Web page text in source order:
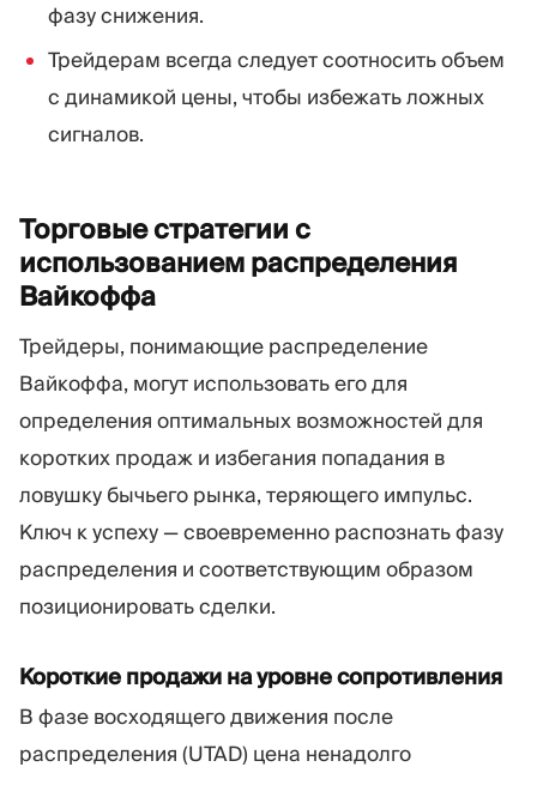
фазу снижения.
Трейдерам всегда следует соотносить объем
с динамикой цены, чтобы избежать ложных
сигналов.
Торговые стратегии с
использованием распределения
Вайкоффа
Трейдеры, понимающие распределение
Вайкоффа, могут использовать его для
определения оптимальных возможностей для
коротких продаж и избегания попадания в
ловушку бычьего рынка, теряющего импульс.
Ключ к успеху — своевременно распознать фазу
распределения и соответствующим образом
позиционировать сделки.
Короткие продажи на уровне сопротивления
В фазе восходящего движения после
распределения (UTAD) цена ненадолго